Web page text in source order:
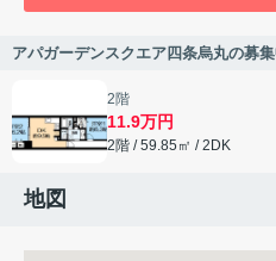
アパガーデンスクエア四条烏丸の募
2階
11.9万円
2階 / 59.85㎡ / 2DK
地図